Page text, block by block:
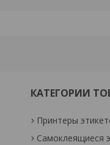
КАТЕГОРИИ
Принтеры
Самоклеящиеся